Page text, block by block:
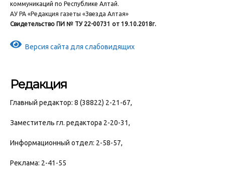
коммуникаций по Республике Алтай.
АУ РА «Редакция газеты «Звезда Алтая»
Свидетельство ПИ № ТУ 22-00731 от 19.10.2018г.
Версия сайта для слабовидящих
Редакция
Главный редактор: 8 (38822) 2-21-67,
Заместитель гл. редактора 2-20-31,
Информационный отдел: 2-58-57,
Реклама: 2-41-55